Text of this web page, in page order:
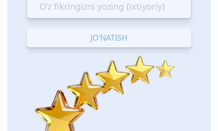
Terrible
—
Bad
—
OK
—
Good
—
Excellent